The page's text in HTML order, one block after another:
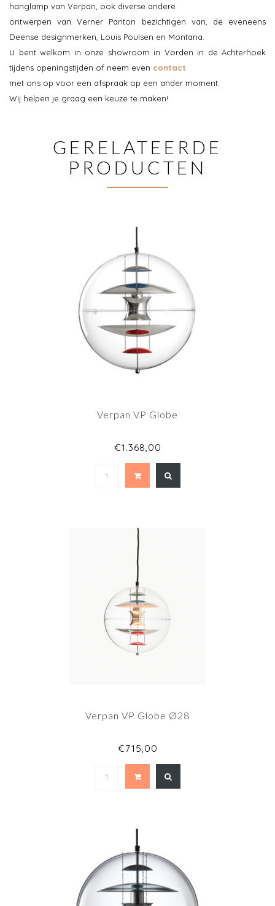
hanglamp van Verpan, ook diverse andere
ontwerpen van Verner Panton bezichtigen van, de eveneens
Deense designmerken, Louis Poulsen en Montana.
U bent welkom in onze showroom in Vorden in de Achterhoek
tijdens openingstijden of neem even contact
met ons op voor een afspraak op een ander moment.
Wij helpen je graag een keuze te maken!
GERELATEERDE
PRODUCTEN
Verpan VP Globe
€1.368,00
Verpan VP Globe Ø28
€715,00